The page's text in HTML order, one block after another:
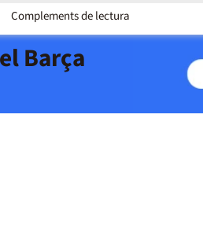
Complements de lectura
Barça